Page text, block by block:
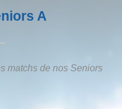
A
matchs de nos Seniors